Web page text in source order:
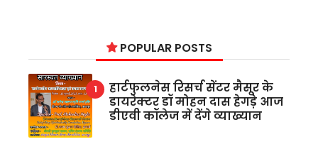
POPULAR POSTS
हार्टफुलनेस रिसर्च सेंटर मैसूर के
डायरेक्टर डॉ मोहन दास हेगड़े आज
डीएवी कॉलेज में देंगे व्याख्यान